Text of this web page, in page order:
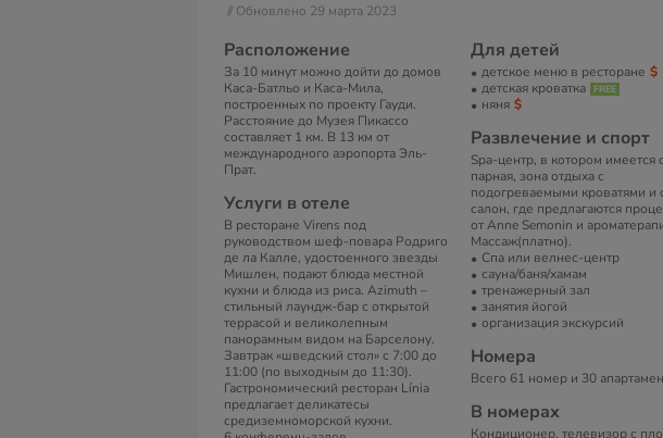
// Обновлено 29 марта 2023
Расположение
За 10 минут можно дойти до домов
Каса-Батльо и Каса-Мила,
построенных по проекту Гауди.
Расстояние до Музея Пикассо
составляет 1 км. В 13 км от
международного аэропорта Эль-
Прат.
Услуги в отеле
В ресторане Virens под
руководством шеф-повара Родриго
де ла Калле, удостоенного звезды
Мишлен, подают блюда местной
кухни и блюда из риса. Azimuth –
стильный лаундж-бар с открытой
террасой и великолепным
панорамным видом на Барселону.
Завтрак «шведский стол» с 7:00 до
11:00 (по выходным до 11:30).
Гастрономический ресторан Línia
предлагает деликатесы
средиземноморской кухни.
Для детей
детское меню в ресторане
детская кроватка
няня
Развлечение и спорт
Spa-центр, в котором имеется
парная, зона отдыха с
подогреваемыми кроватями и
салон, где предлагаются
от Anne Semonin и
Массаж(платно).
Спа или велнес-центр
сауна/баня/хамам
тренажерный зал
занятия йогой
организация экскурсий
Номера
Всего 61 номер и 30
В номерах
Кондиционер, телевизор с